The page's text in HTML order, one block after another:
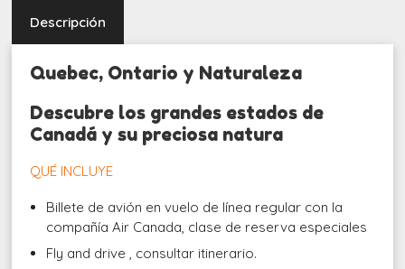
Descripción
Quebec, Ontario y Naturaleza
Descubre los grandes estados de
Canadá y su preciosa natura
QUÉ INCLUYE
Billete de avión en vuelo de línea regular con la
compañía Air Canada, clase de reserva especiales
Fly and drive , consultar itinerario.